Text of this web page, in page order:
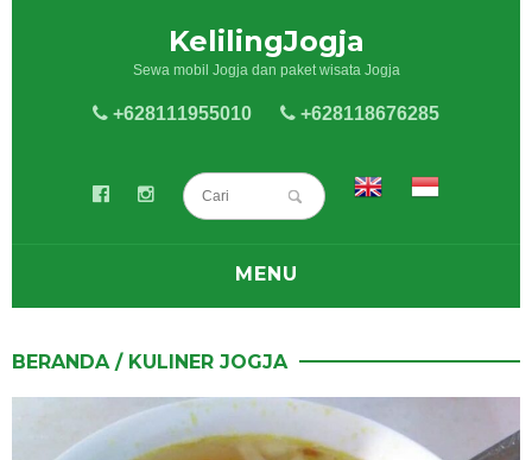
KelilingJogja
Sewa mobil Jogja dan paket wisata Jogja
+628111955010 +628118676285
MENU
SEWA MOBIL
SEWA HIACE
PAKET WISATA JOGJA
BERANDA / KULINER JOGJA